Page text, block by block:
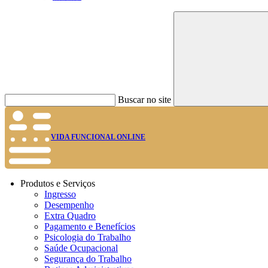
Buscar no site
VIDA FUNCIONAL ONLINE
Produtos e Serviços
Ingresso
Desempenho
Extra Quadro
Pagamento e Benefícios
Psicologia do Trabalho
Saúde Ocupacional
Segurança do Trabalho